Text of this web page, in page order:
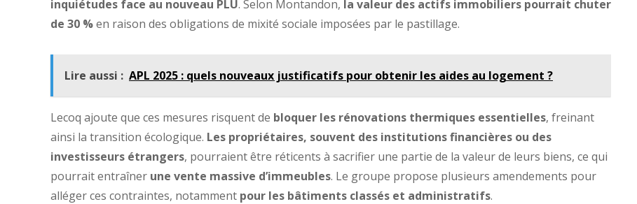
inquiétudes face au nouveau PLU. Selon Montandon, la valeur des actifs immobiliers pourrait chuter
de 30 %en raison des obligations de mixité sociale imposées par le pastillage.
Lire aussi : APL 2025 : quels nouveaux justificatifs pour obtenir les aides au logement ?
Lecoq ajoute que ces mesures risquent de bloquer les rénovations thermiques essentielles, freinant
ainsi la transition écologique. Les propriétaires, souvent des institutions financières ou des
investisseurs étrangers, pourraient être réticents à sacrifier une partie de la valeur de leurs biens, ce qui
pourrait entraîner une vente massive d’immeubles. Le groupe propose plusieurs amendements pour
alléger ces contraintes, notamment pour les bâtiments classés et administratifs.